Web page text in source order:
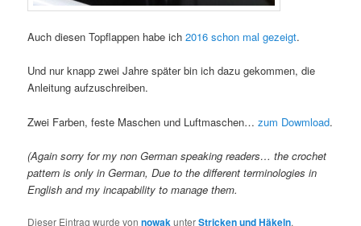
Auch diesen Topflappen habe ich2016 schon mal gezeigt.
Und nur knapp zwei Jahre später bin ich dazu gekommen, die
Anleitung aufzuschreiben.
Zwei Farben, feste Maschen und Luftmaschen…zum Dowmload.
(Again sorry for my non German speaking readers… the crochet
pattern is only in German, Due to the different terminologies in
English and my incapability to manage them.
Dieser Eintrag wurde vonnowakunterStricken und Häkeln,